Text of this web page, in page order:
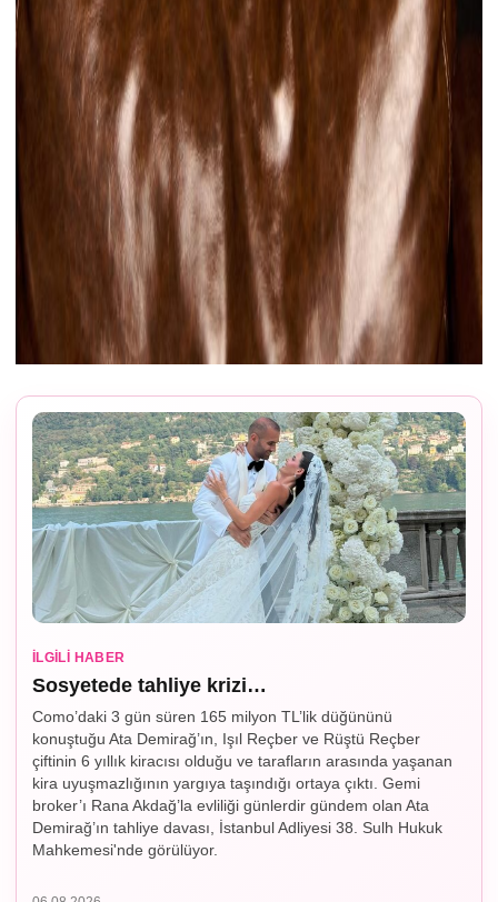
İLGILI HABER
Sosyetede tahliye krizi…
Como’daki 3 gün süren 165 milyon TL’lik düğününü
konuştuğu Ata Demirağ’ın, Işıl Reçber ve Rüştü Reçber
çiftinin 6 yıllık kiracısı olduğu ve tarafların arasında yaşanan
kira uyuşmazlığının yargıya taşındığı ortaya çıktı. Gemi
broker’ı Rana Akdağ’la evliliği günlerdir gündem olan Ata
Demirağ’ın tahliye davası, İstanbul Adliyesi 38. Sulh Hukuk
Mahkemesi'nde görülüyor.